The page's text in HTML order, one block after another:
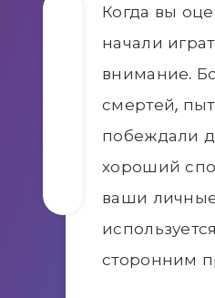
Когда вы
начали
внимание.
смертей,
побеждали
хороший
ваши личные
сторонним